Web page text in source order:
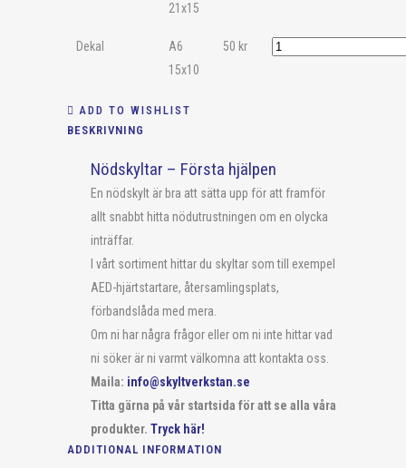
21x15
Dekal
A6
15x10
50 kr
ADD TO WISHLIST
BESKRIVNING
Nödskyltar – Första hjälpen
En nödskylt är bra att sätta upp för att framför
allt snabbt hitta nödutrustningen om en olycka
inträffar.
I vårt sortiment hittar du skyltar som till exempel
AED-hjärtstartare, återsamlingsplats,
förbandslåda med mera.
Om ni har några frågor eller om ni inte hittar vad
ni söker är ni varmt välkomna att kontakta oss.
Maila: info@skyltverkstan.se
Titta gärna på vår startsida för att se alla våra
produkter. Tryck här!
ADDITIONAL INFORMATION